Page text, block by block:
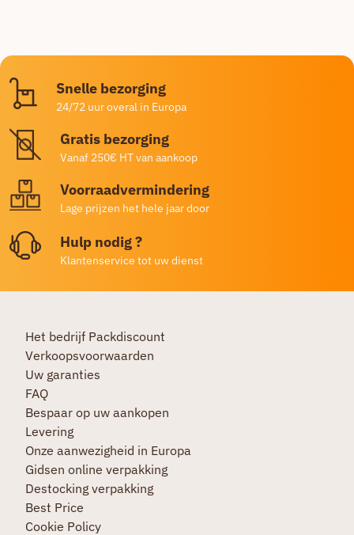
Snelle bezorging
24/72 uur overal in Europa
Gratis bezorging
Vanaf 250€ HT van aankoop
Voorraadvermindering
Lage prijzen het hele jaar door
Hulp nodig ?
Klantenservice tot uw dienst
Het bedrijf Packdiscount
Verkoopsvoorwaarden
Uw garanties
FAQ
Bespaar op uw aankopen
Levering
Onze aanwezigheid in Europa
Gidsen online verpakking
Destocking verpakking
Best Price
Cookie Policy